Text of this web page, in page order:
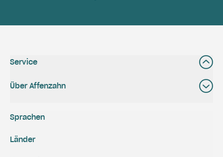
Service
Über Affenzahn
Sprachen
Länder